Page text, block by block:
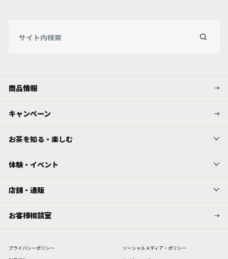
商品情報
キャンペーン
お茶を知る・楽しむ
体験・イベント
店舗・通販
お客様相談室
プライバシーポリシー
ソーシャルメディア・ポリシー